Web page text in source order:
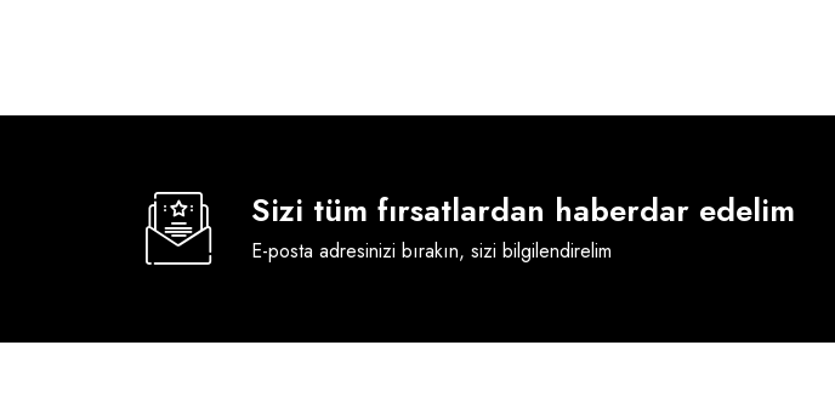
Sizi tüm fırsatlardan haberdar edelim
E-posta adresinizi bırakın, sizi bilgilendirelim